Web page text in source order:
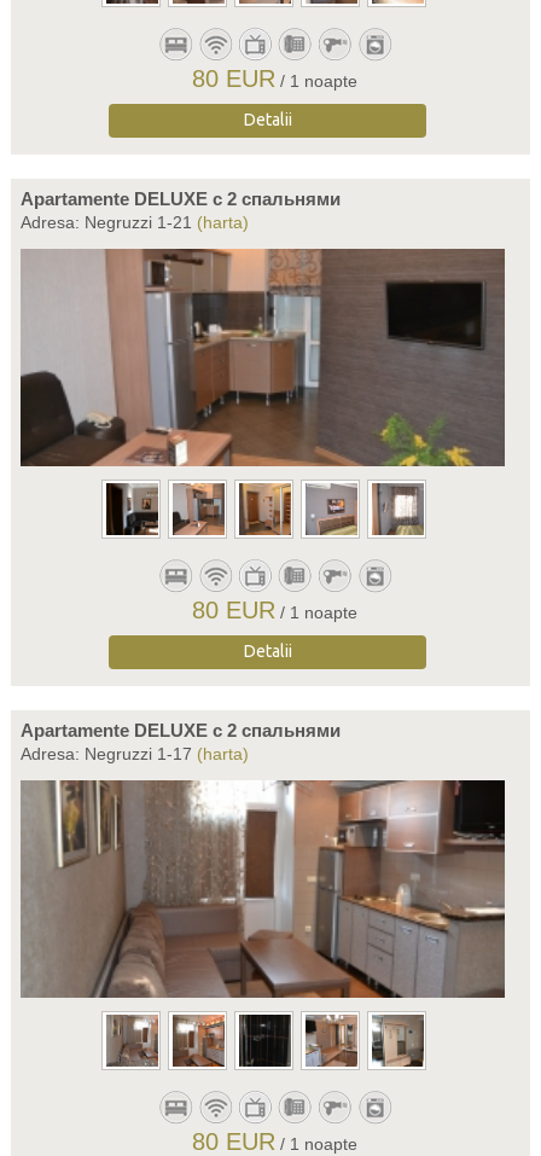
80 EUR / 1 noapte
Detalii
Apartamente DELUXE c 2 спальнями
Adresa: Negruzzi 1-21 (harta)
80 EUR / 1 noapte
Detalii
Apartamente DELUXE c 2 спальнями
Adresa: Negruzzi 1-17 (harta)
80 EUR / 1 noapte